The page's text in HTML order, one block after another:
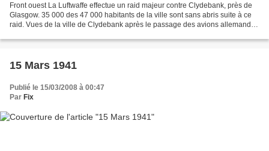
Front ouest La Luftwaffe effectue un raid majeur contre Clydebank, près de
Glasgow. 35 000 des 47 000 habitants de la ville sont sans abris suite à ce
raid. Vues de la ville de Clydebank après le passage des avions allemands
15 Mars 1941
Publié le 15/03/2008 à 00:47
Par Fix